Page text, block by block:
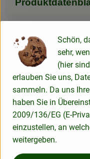
Herkunft
Hersteller:
RM
Schön,
sehr,
(hier
erlauben Sie uns,
sammeln. Da uns
haben Sie in
2009/136/EG (E-
einzustellen, an
weitergeben.